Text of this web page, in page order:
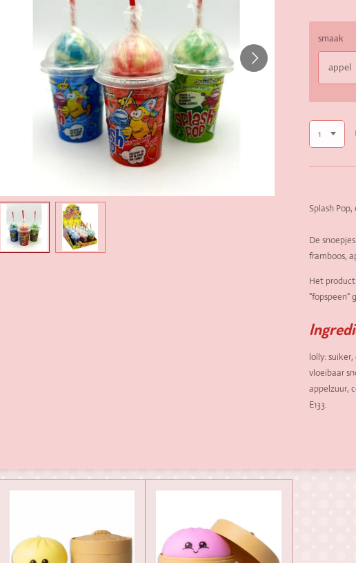
smaak
appel
Splash
De
framboos,
Het
"fopspeen"
lolly: suiker,
vloeibaar
appelzuur,
E133.